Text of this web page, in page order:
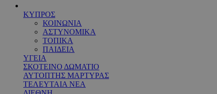
ΚΥΠΡΟΣ
ΚΟΙΝΩΝΙΑ
ΑΣΤΥΝΟΜΙΚΑ
ΤΟΠΙΚΑ
ΠΑΙΔΕΙΑ
ΥΓΕΙΑ
ΣΚΟΤΕΙΝΟ ΔΩΜΑΤΙΟ
ΑΥΤΟΠΤΗΣ ΜΑΡΤΥΡΑΣ
ΤΕΛΕΥΤΑΙΑ ΝΕΑ